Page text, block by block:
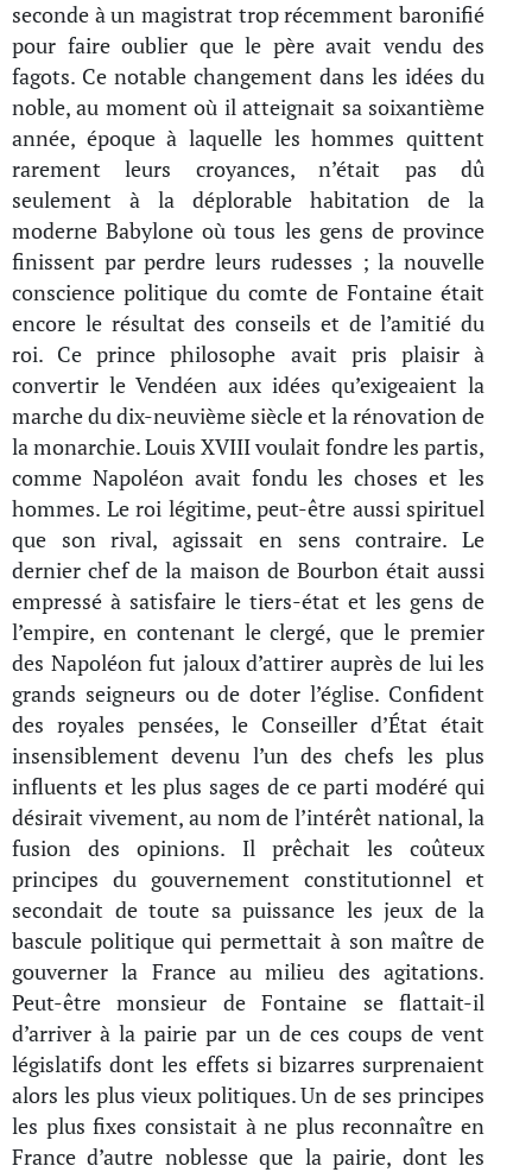
seconde à un magistrat trop récemment baronifié
pour faire oublier que le père avait vendu des
fagots. Ce notable changement dans les idées du
noble, au moment où il atteignait sa soixantième
année, époque à laquelle les hommes quittent
rarement leurs croyances, n’était pas dû
seulement à la déplorable habitation de la
moderne Babylone où tous les gens de province
finissent par perdre leurs rudesses ; la nouvelle
conscience politique du comte de Fontaine était
encore le résultat des conseils et de l’amitié du
roi. Ce prince philosophe avait pris plaisir à
convertir le Vendéen aux idées qu’exigeaient la
marche du dix-neuvième siècle et la rénovation de
la monarchie. Louis XVIII voulait fondre les partis,
comme Napoléon avait fondu les choses et les
hommes. Le roi légitime, peut-être aussi spirituel
que son rival, agissait en sens contraire. Le
dernier chef de la maison de Bourbon était aussi
empressé à satisfaire le tiers-état et les gens de
l’empire, en contenant le clergé, que le premier
des Napoléon fut jaloux d’attirer auprès de lui les
grands seigneurs ou de doter l’église. Confident
des royales pensées, le Conseiller d’État était
insensiblement devenu l’un des chefs les plus
influents et les plus sages de ce parti modéré qui
désirait vivement, au nom de l’intérêt national, la
fusion des opinions. Il prêchait les coûteux
principes du gouvernement constitutionnel et
secondait de toute sa puissance les jeux de la
bascule politique qui permettait à son maître de
gouverner la France au milieu des agitations.
Peut-être monsieur de Fontaine se flattait-il
d’arriver à la pairie par un de ces coups de vent
législatifs dont les effets si bizarres surprenaient
alors les plus vieux politiques. Un de ses principes
les plus fixes consistait à ne plus reconnaître en
France d’autre noblesse que la pairie, dont les